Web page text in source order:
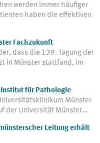
werden immer häufiger
haben die effektiven
Fachzukunft
dass die 139. Tagung der
in Münster stattfand, im
Institut für Pathologie
Münster
der Universität Münster…
Leitung erhält